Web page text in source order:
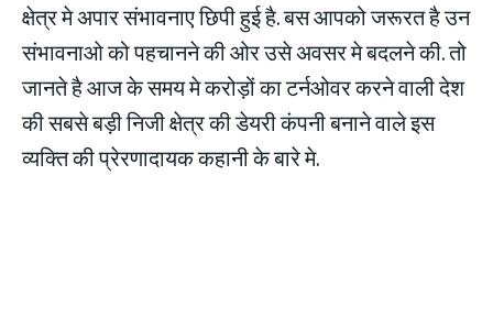
क्षेत्र मे अपार संभावनाए छिपी हुई है. बस आपको जरूरत है उन
संभावनाओ को पहचानने की ओर उसे अवसर मे बदलने की. तो
जानते है आज के समय मे करोड़ों का टर्नओवर करने वाली देश
की सबसे बड़ी निजी क्षेत्र की डेयरी कंपनी बनाने वाले इस
व्यक्ति की प्रेरणादायक कहानी के बारे मे.